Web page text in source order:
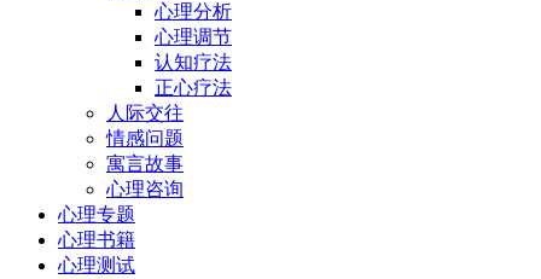
心理分析
心理调节
认知疗法
正心疗法
人际交往
情感问题
寓言故事
心理咨询
心理专题
心理书籍
心理测试